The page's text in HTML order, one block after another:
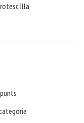
Illa